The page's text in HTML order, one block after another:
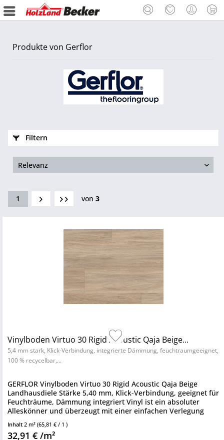
Produkte von Gerflor
Filtern
1 von 3
Vinylboden Virtuo 30 Rigid Acoustic Qaja Beige...
5,4 mm stark, Klick-Verbindung, integrierte Dämmung, feuchtraumgeeignet,
100 % recycelbar,...
GERFLOR Vinylboden Virtuo 30 Rigid Acoustic Qaja Beige
Landhausdiele Stärke 5,40 mm, Klick-Verbindung, geeignet für
Feuchträume, Dämmung integriert Vinyl ist ein absoluter
Alleskönner und überzeugt mit einer einfachen Verlegung
Inhalt 2 m² (65,81 € / 1 )
32,91 € /m²